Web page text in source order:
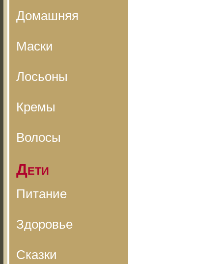
Домашняя
Маски
Лосьоны
Кремы
Волосы
Дети
Питание
Здоровье
Сказки